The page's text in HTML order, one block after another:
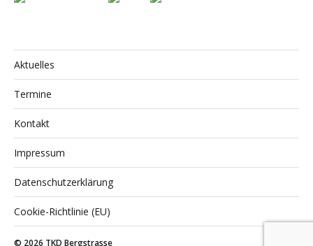
Aktuelles
Termine
Kontakt
Impressum
Datenschutzerklärung
Cookie-Richtlinie (EU)
© 2026 TKD Bergstrasse